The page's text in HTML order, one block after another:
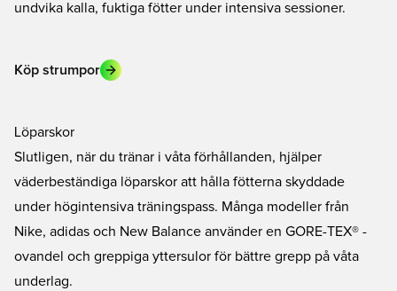
undvika kalla, fuktiga fötter under intensiva sessioner.
Köp strumpor
Löparskor
Slutligen, när du tränar i våta förhållanden, hjälper
väderbeständiga löparskor att hålla fötterna skyddade
under högintensiva träningspass. Många modeller från
Nike, adidas och New Balance använder en GORE-TEX® -
ovandel och greppiga yttersulor för bättre grepp på våta
underlag.